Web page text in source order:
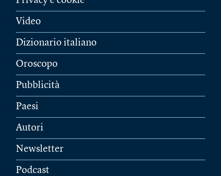
Video
Dizionario italiano
Oroscopo
Pubblicità
Paesi
Autori
Newsletter
Podcast